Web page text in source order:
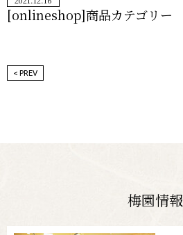
[onlineshop]商品カテゴリー
< PREV
梅園情報